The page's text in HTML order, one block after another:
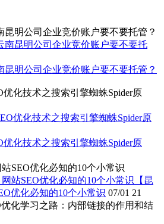
昆明公司企业竞价账户要不要托管？
昆明公司企业竞价账户要不要托管？
优化技术之搜索引擎蜘蛛Spider原
优化技术之搜索引擎蜘蛛Spider原
站SEO优化必知的10个小常识
【昆
优化必知的10个小常识 07/01 21
优化学习之路：内部链接的作用和结